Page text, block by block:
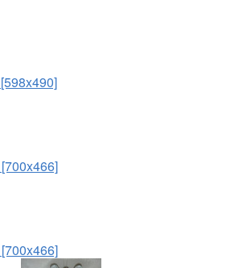
[598x490]
[700x466]
[700x466]